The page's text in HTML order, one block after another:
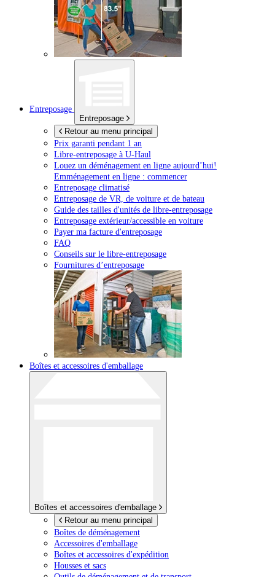
Entreposage
Entreposage
Retour au menu principal
Prix garanti pendant 1 an
Libre-entreposage à U-Haul
Louez un déménagement en ligne aujourd’hui!
Emménagement en ligne : commencer
Entreposage climatisé
Entreposage de VR, de voiture et de bateau
Guide des tailles d'unités de libre-entreposage
Entreposage extérieur/accessible en voiture
Payer ma facture d'entreposage
FAQ
Conseils sur le libre-entreposage
Fournitures d’entreposage
Boîtes et accessoires d'emballage
Boîtes et accessoires d'emballage
Retour au menu principal
Boîtes de déménagement
Accessoires d'emballage
Boîtes et accessoires d'expédition
Housses et sacs